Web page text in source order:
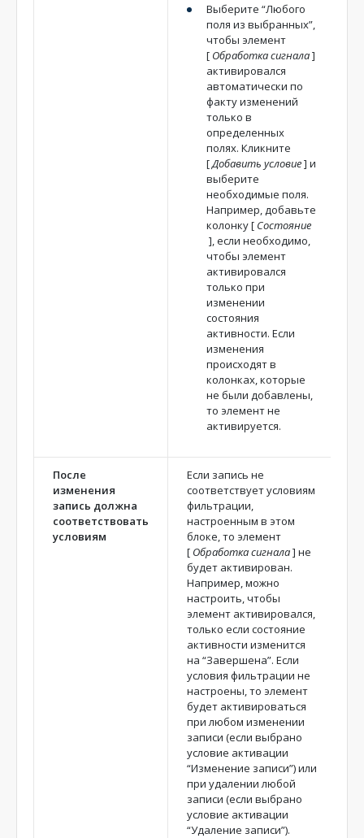
Выберите “Любого
поля из выбранных”,
чтобы элемент
[ Обработка сигнала]
активировался
автоматически по
факту изменений
только в
определенных
полях. Кликните
[Добавить условие] и
выберите
необходимые поля.
Например, добавьте
колонку[ Состояние
] , если необходимо,
чтобы элемент
активировался
только при
изменении
состояния
активности. Если
изменения
происходят в
колонках, которые
не были добавлены,
то элемент не
активируется.
После
изменения
запись должна
соответствовать
условиям
Если запись не
соответствует условиям
фильтрации,
настроенным в этом
блоке, то элемент
[ Обработка сигнала] не
будет активирован.
Например, можно
настроить, чтобы
элемент активировался,
только если состояние
активности изменится
на “Завершена”. Если
условия фильтрации не
настроены, то элемент
будет активироваться
при любом изменении
записи (если выбрано
условие активации
“Изменение записи”) или
при удалении любой
записи (если выбрано
условие активации
“Удаление записи”).